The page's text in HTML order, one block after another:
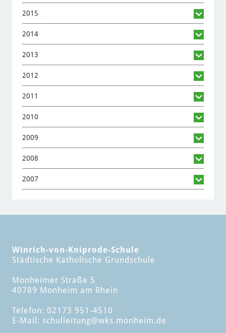
2015
2014
2013
2012
2011
2010
2009
2008
2007
Winrich-von-Kniprode-Schule
Städtische Katholische Grundschule
Monheimer Straße 5
40789 Monheim am Rhein
Telefon: 02173 951-4510
E-Mail: schulleitung@wks.monheim.de